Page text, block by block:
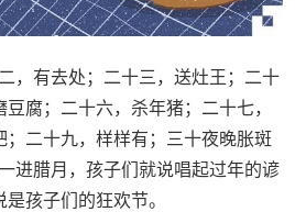
，有去处；二十三，送灶王；二十
腐；二十六，杀年猪；二十七，
；二十九，样样有；三十夜晚胀斑
进腊月，孩子们就说唱起过年的谚
孩子们的狂欢节。